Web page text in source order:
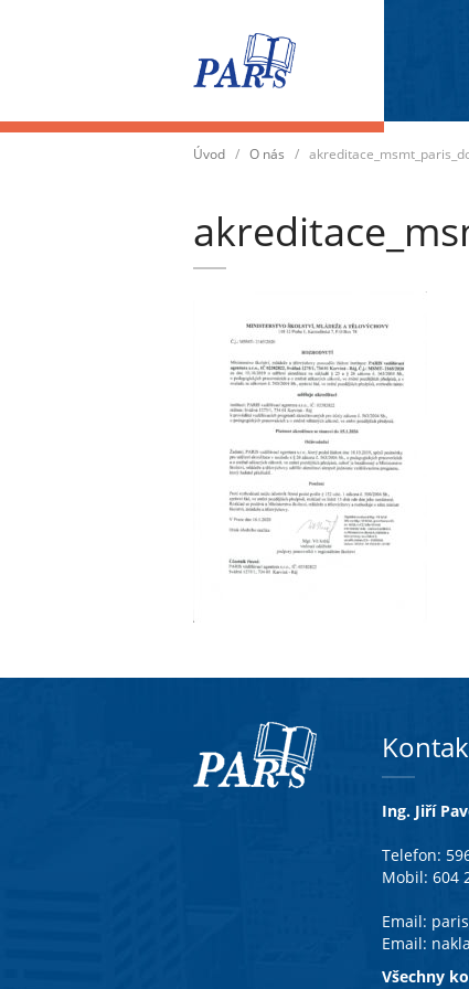
Úvod / O nás /
Ing. Jiří
Telefon:
Mobil: 604
Email:
Email:
Všechny